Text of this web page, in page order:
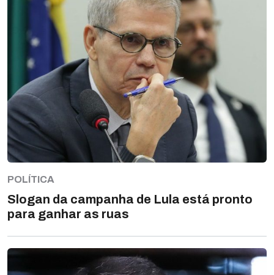
POLÍTICA
Slogan da campanha de Lula está pronto
para ganhar as ruas